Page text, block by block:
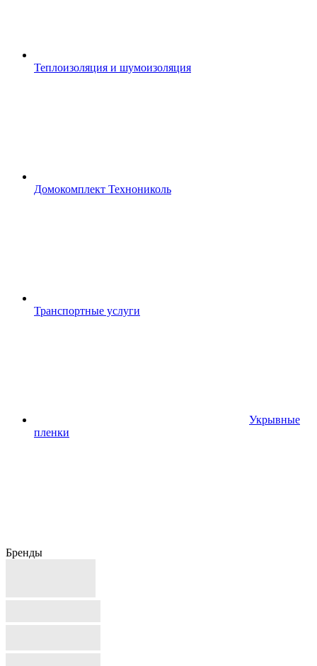
Теплоизоляция и шумоизоляция
Домокомплект Технониколь
Транспортные услуги
Укрывные
пленки
Бренды